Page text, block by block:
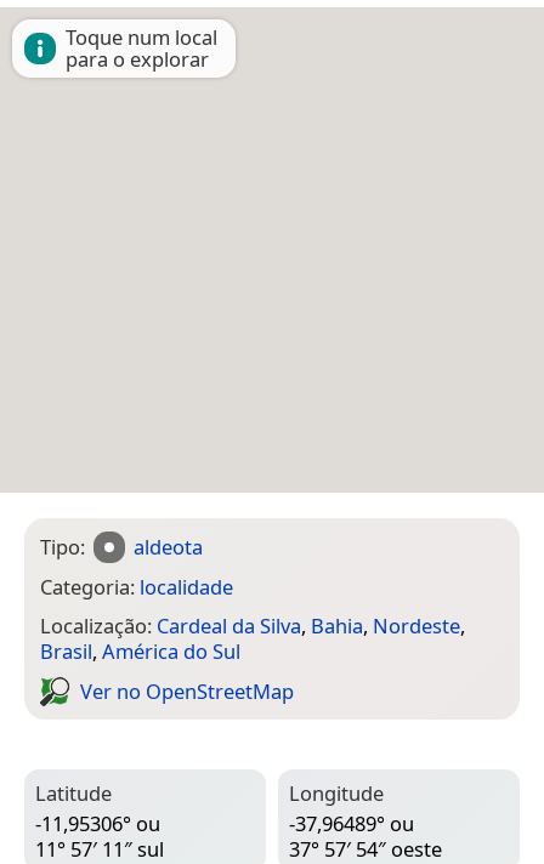
Toque num local
para o explorar
Tipo:
aldeota
Categoria: localidade
Localização: Cardeal da Silva, Bahia, Nordeste,
Brasil, América do Sul
Ver no Open­Street­Map
Latitude
-11,95306° ou
11° 57′ 11″ sul
Longitude
-37,96489° ou
37° 57′ 54″ oeste